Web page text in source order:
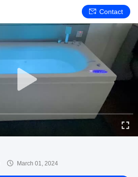
Contact
March 01, 2024